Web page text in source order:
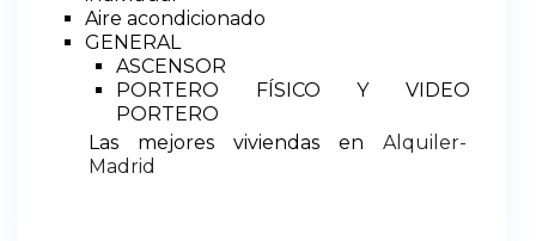
Aire acondicionado
GENERAL
ASCENSOR
PORTERO FÍSICO Y VIDEO
PORTERO
Las mejores viviendas en Alquiler-
Madrid